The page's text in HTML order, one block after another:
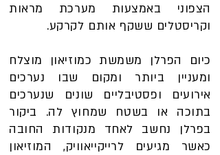
הצפוני באמצעות מערכת מראות
וקריסטלים ששקף אותם לקרקע.
כיום הפרלן משמשת כמוזיאון מוצלח
ומעניין ביותר ומקום שבו נערכים
אירועים ופסטיבליים שונים שנערכים
בתוכה או בשטח שמחוץ לה. ביקור
בפרלן נחשב לאחד מנקודות החובה
כאשר מגיעים לרייקייאוויק, המוזיאון